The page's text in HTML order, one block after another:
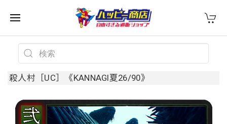
殺人村［UC］《KANNAGI夏26/90》